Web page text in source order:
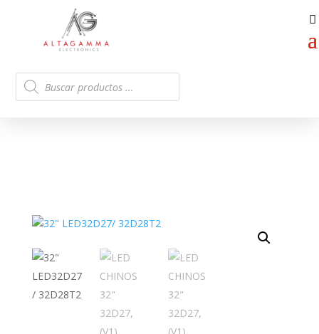
Búsqueda
de
productos